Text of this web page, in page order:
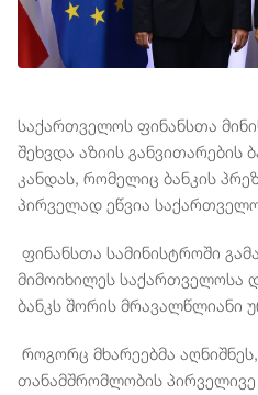
საქართველოს ფინანსთა
შეხვდა აზიის განვითარების
კანდას, რომელიც ბანკის
პირველად ეწვია
ფინანსთა სამინისტროში
მიმოიხილეს საქართველოსა
ბანკს შორის მრავალწლიანი
როგორც მხარეებმა
თანამშრომლობის